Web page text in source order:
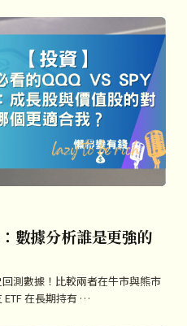
數據分析誰是更強的
測數據！比較兩者在牛市與熊市
ETF 在長期持有 …